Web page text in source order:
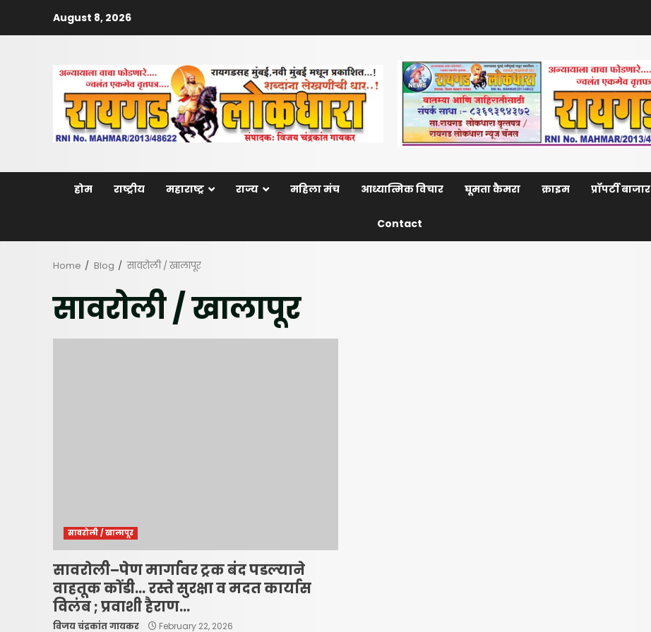
August 8, 2026
होम राष्ट्रीय महाराष्ट्र राज्य महिला मंच आध्यात्मिक विचार घूमता कैमरा क्राइम प्रॉपर्टी बाजार
Contact
Home Blog सावरोली / खालापूर
सावरोली / खालापूर
सावरोली / खालापूर
सावरोली–पेण मार्गावर ट्रक बंद पडल्याने
वाहतूक कोंडी… रस्ते सुरक्षा व मदत कार्यास
विलंब ; प्रवाशी हैराण…
विजय चंद्रकांत गायकर February 22, 2026